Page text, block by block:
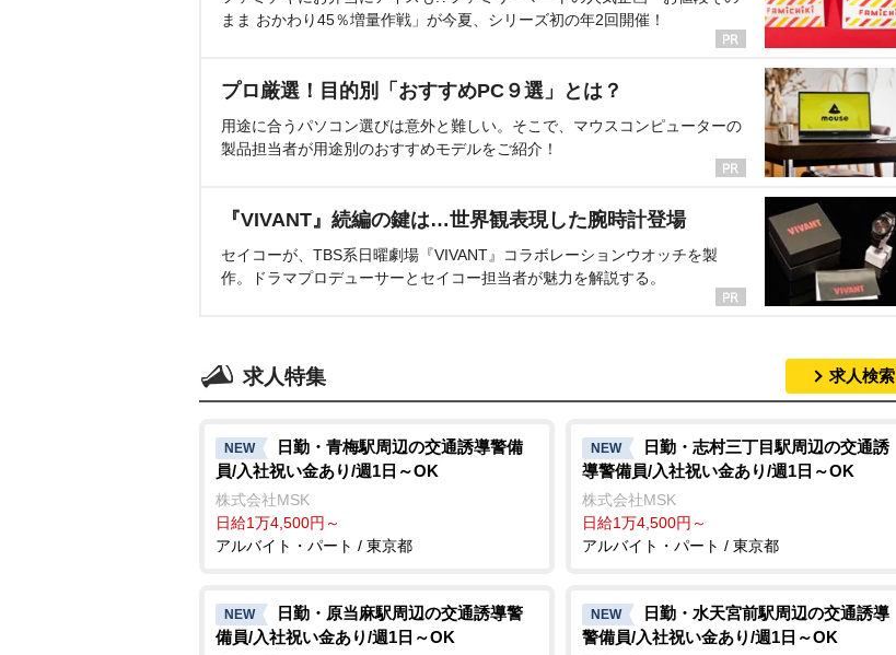
まま おかわり45％増量作戦」が今夏、シリーズ初の年2回開催！
プロ厳選！目的別「おすすめPC９選」とは？
用途に合うパソコン選びは意外と難しい。そこで、マウスコンピューターの
製品担当者が用途別のおすすめモデルをご紹介！
『VIVANT』続編の鍵は…世界観表現した腕時計登場
セイコーが、TBS系日曜劇場『VIVANT』コラボレーションウオッチを製
作。ドラマプロデューサーとセイコー担当者が魅力を解説する。
求人特集 求人検索
NEW
日勤・青梅駅周辺の交通誘導警備
員/入社祝い金あり/週1日～OK
株式会社MSK
日給1万4,500円～
アルバイト・パート / 東京都
NEW
日勤・志村三丁目駅周辺の交通誘
導警備員/入社祝い金あり/週1日～OK
株式会社MSK
日給1万4,500円～
アルバイト・パート / 東京都
NEW
日勤・原当麻駅周辺の交通誘導警
備員/入社祝い金あり/週1日～OK
NEW
日勤・水天宮前駅周辺の交通誘導
警備員/入社祝い金あり/週1日～OK